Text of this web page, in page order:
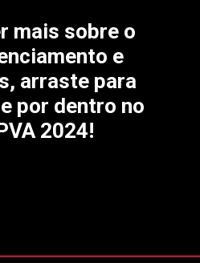
mais sobre o
e
arraste para
por dentro no
2024!